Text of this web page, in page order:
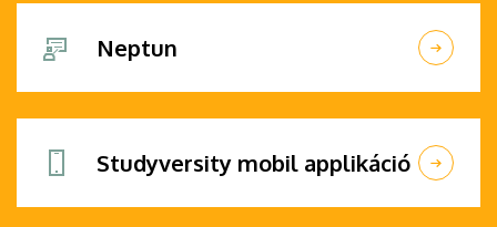
Neptun
Studyversity mobil applikáció